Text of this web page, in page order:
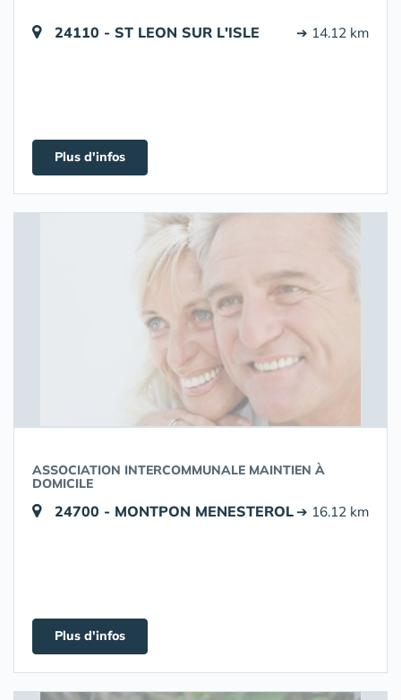
24110 - ST LEON SUR L'ISLE ➔ 14.12 km
Plus d'infos
ASSOCIATION INTERCOMMUNALE MAINTIEN À
DOMICILE
24700 - MONTPON MENESTEROL➔ 16.12 km
Plus d'infos